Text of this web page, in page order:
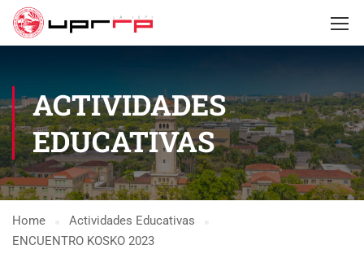
ACTIVIDADES
EDUCATIVAS
Home
Actividades Educativas
ENCUENTRO KOSKO 2023